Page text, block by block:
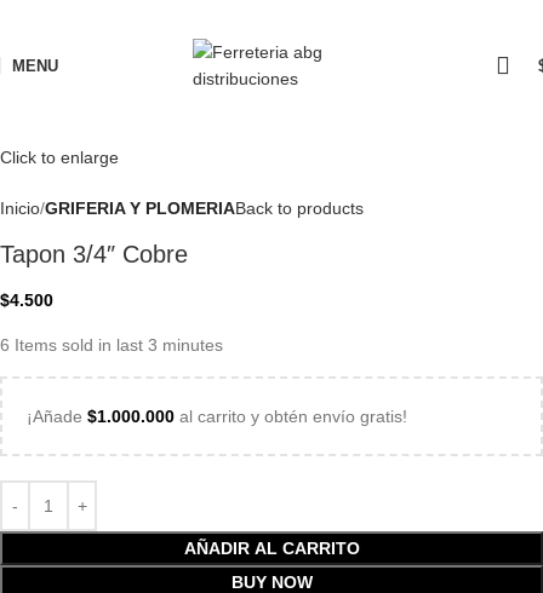
MENU
Click to enlarge
Inicio GRIFERIA Y PLOMERIABack to products
Tapon 3/4″ Cobre
$4.500
6 Items sold in last 3 minutes
¡Añade $1.000.000 al carrito y obtén envío gratis!
AÑADIR AL CARRITO
BUY NOW